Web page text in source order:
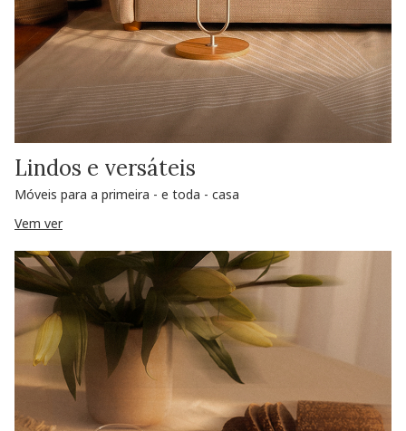
Lindos e versáteis
Móveis para a primeira - e toda - casa
Vem ver